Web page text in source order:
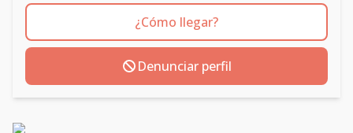
¿Cómo llegar?
Denunciar perfil